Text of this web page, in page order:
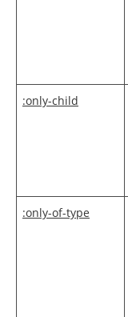
:only-child
:only-of-type